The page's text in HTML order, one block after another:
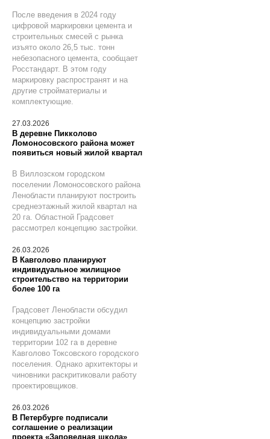
После введения в 2024 году
цифровой маркировки цемента и
строительных смесей с рынка
изъято около 26,5 тыс. тонн
небезопасного цемента, сообщает
Росстандарт. В этом году
маркировку распространят и на
другие стройматериалы и
комплектующие.
27.03.2026
В деревне Пикколово
Ломоносовского района может
появиться новый жилой квартал
В Виллозском городском
поселении Ломоносовского района
Ленобласти планируют построить
среднеэтажный жилой квартал на
20 га. Областной Градсовет
рассмотрел концепцию застройки.
26.03.2026
В Кавголово планируют
индивидуальное жилищное
строительство на территории
более 100 га
Градсовет Ленобласти обсудил
концепцию застройки
индивидуальными домами
территории 102 га в деревне
Кавголово Токсовского городского
поселения. Однако архитекторы и
чиновники раскритиковали работу
проектировщиков.
26.03.2026
В Петербурге подписали
соглашение о реализации
проекта «Заповедная школа»